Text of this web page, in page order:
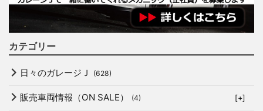
カテゴリー
日々のガレージＪ (628)
販売車両情報（ON SALE） (4) [+]